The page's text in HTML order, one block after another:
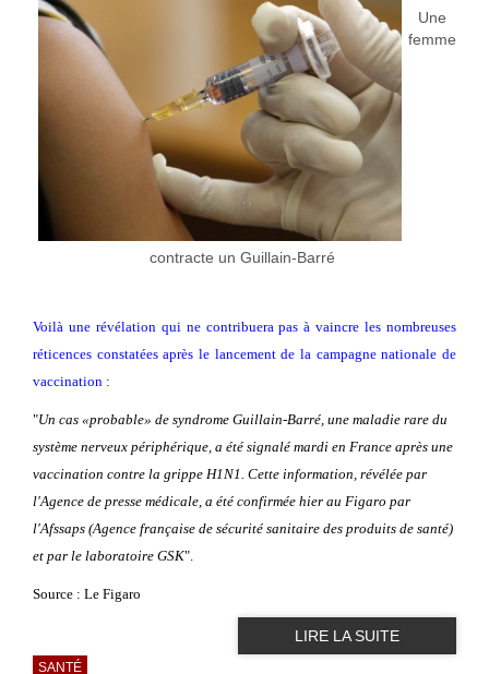
Une
femme
contracte un Guillain-Barré
Voilà une révélation qui ne contribuera pas à vaincre les nombreuses
réticences constatées après le lancement de la campagne nationale de
vaccination :
"Un cas «probable» de syndrome Guillain-Barré, une maladie rare du
système nerveux périphérique, a été signalé mardi en France après une
vaccination contre la grippe H1N1. Cette information, révélée par
l'Agence de presse médicale, a été confirmée hier au Figaro par
l'Afssaps (Agence française de sécurité sanitaire des produits de santé)
et par le laboratoire GSK".
Source : Le Figaro
LIRE LA SUITE
SANTÉ